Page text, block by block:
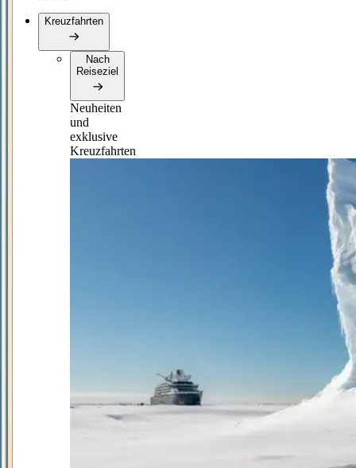
Kreuzfahrten
Nach
Reiseziel
Neuheiten
und
exklusive
Kreuzfahrten